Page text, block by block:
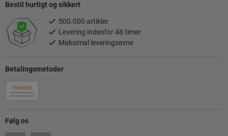
Følg os
Betalingsmetoder
Bestil hurtigt og sikkert
500.000 artikler
Levering indenfor 48 timer
Maksimal leveringsevne